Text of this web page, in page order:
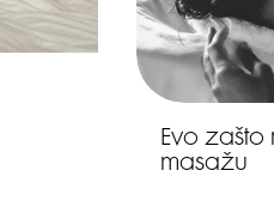
Evo zašto
masažu